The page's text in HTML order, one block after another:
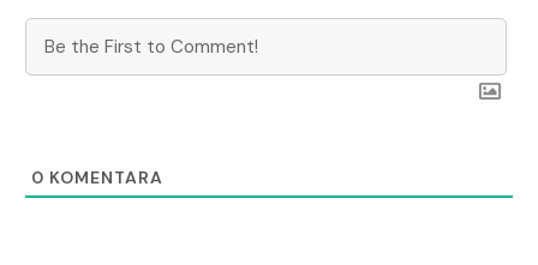
0 KOMENTARA